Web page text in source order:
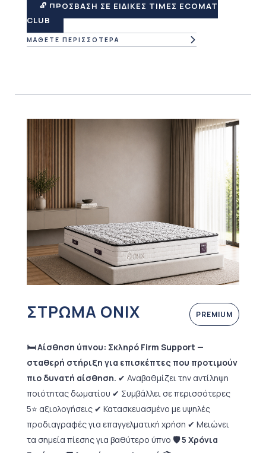
🔓 ΠΡΟΣΒΑΣΗ ΣΕ ΕΙΔΙΚΕΣ ΤΙΜΕΣ ECOMAT
CLUB
ΜΑΘΕΤΕ ΠΕΡΙΣΣΟΤΕΡΑ
ΣΤΡΩΜΑ ONIX PREMIUM
🛏️ Αίσθηση ύπνου: Σκληρό Firm Support —
σταθερή στήριξη για επισκέπτες που προτιμούν
πιο δυνατή αίσθηση. ✔ Αναβαθμίζει την αντίληψη
ποιότητας δωματίου ✔ Συμβάλλει σε περισσότερες
5⭐ αξιολογήσεις ✔ Κατασκευασμένο με υψηλές
προδιαγραφές για επαγγελματική χρήση ✔ Μειώνει
τα σημεία πίεσης για βαθύτερο ύπνο 🛡 5 Χρόνια